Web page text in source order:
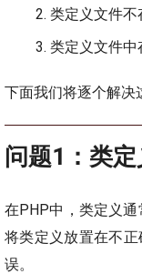
类定义文件不
类定义文件中
下面我们将逐个解决
问题1：类
在PHP中，类定义
将类定义放置在不
误。